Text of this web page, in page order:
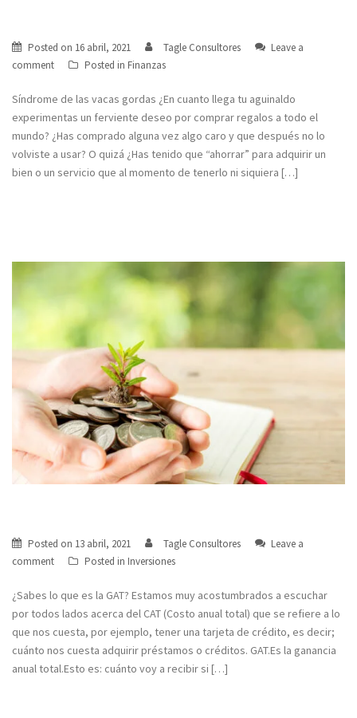
Posted on 16 abril, 2021 Tagle Consultores
Leave a
comment
Posted in Finanzas
Síndrome de las vacas gordas ¿En cuanto llega tu aguinaldo
experimentas un ferviente deseo por comprar regalos a todo el
mundo? ¿Has comprado alguna vez algo caro y que después no lo
volviste a usar? O quizá ¿Has tenido que “ahorrar” para adquirir un
bien o un servicio que al momento de tenerlo ni siquiera […]
Posted on 13 abril, 2021 Tagle Consultores
Leave a
comment
Posted in Inversiones
¿Sabes lo que es la GAT? Estamos muy acostumbrados a escuchar
por todos lados acerca del CAT (Costo anual total) que se refiere a lo
que nos cuesta, por ejemplo, tener una tarjeta de crédito, es decir;
cuánto nos cuesta adquirir préstamos o créditos. GAT.Es la ganancia
anual total.Esto es: cuánto voy a recibir si […]